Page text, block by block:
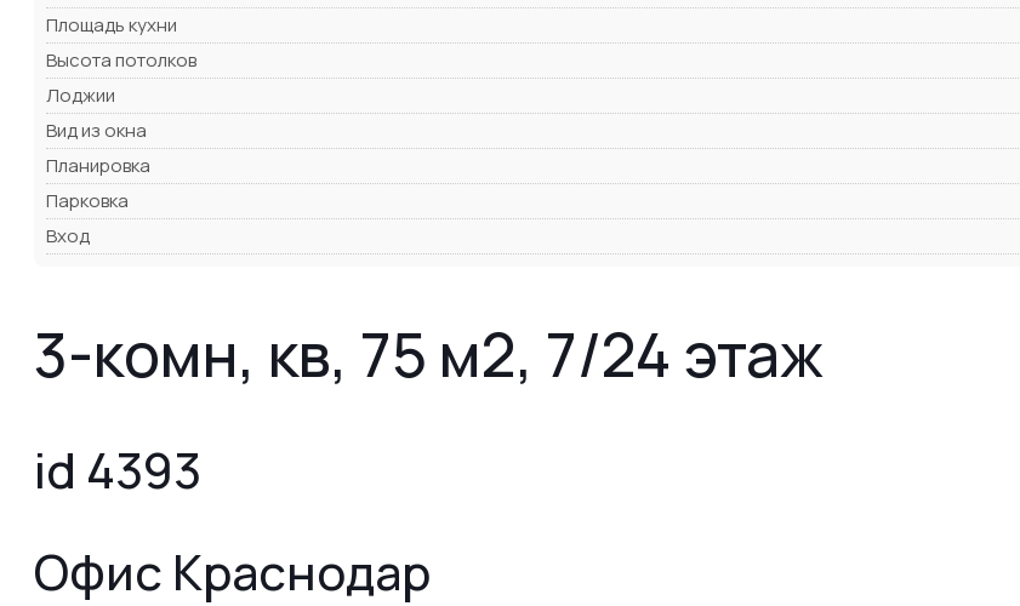
Площадь кухни
Высота потолков
Лоджии
Вид из окна
Планировка
Парковка
Вход
3-комн, кв, 75 м2, 7/24 этаж
id 4393
Офис Краснодар